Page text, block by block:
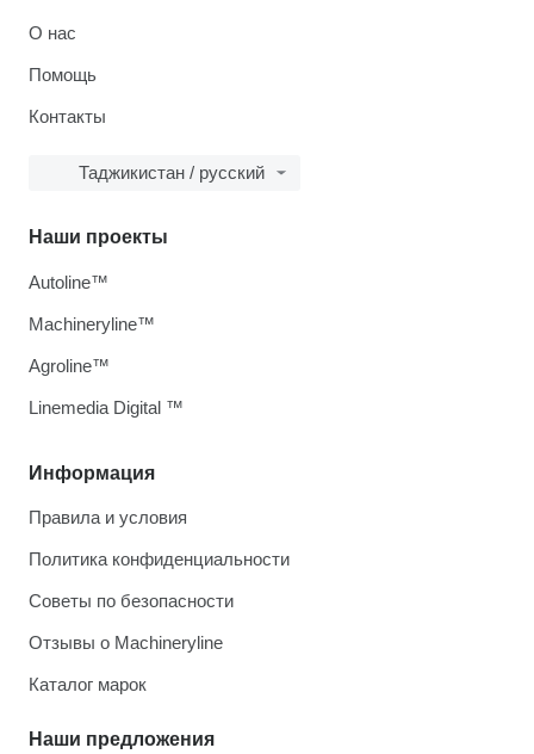
О нас
Помощь
Контакты
Таджикистан / русский
Информация
Правила и условия
Политика конфиденциальности
Советы по безопасности
Отзывы о Machineryline
Каталог марок
Наши предложения
Наши проекты
Autoline™
Machineryline™
Agroline™
Linemedia Digital ™